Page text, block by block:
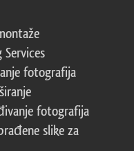
fotografija
fotografija
slike za